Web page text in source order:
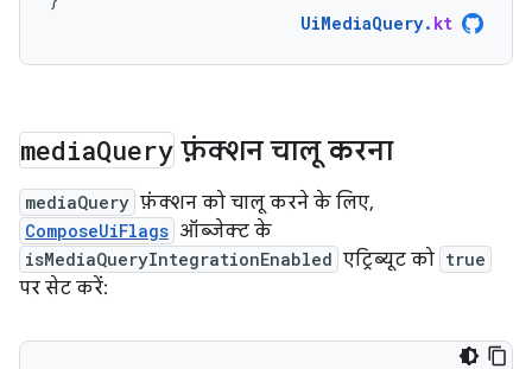
UiMediaQuery. kt
mediaQuery फ़ंक्शन चालू करना
mediaQuery फ़ंक्शन को चालू करने के लिए,
ComposeUiFlags ऑब्जेक्ट के
isMediaQueryIntegrationEnabled एट्रिब्यूट को true
पर सेट करें: